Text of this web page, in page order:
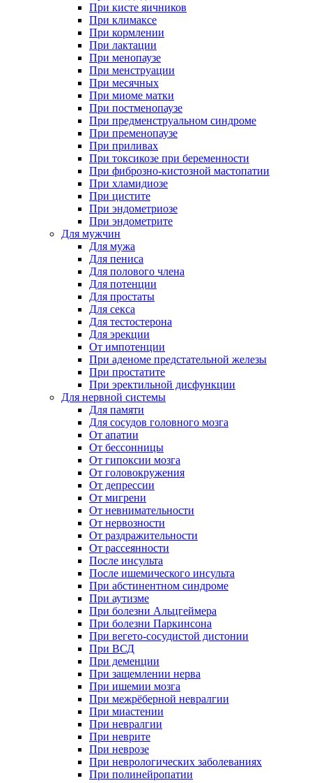
При кисте яичников
При климаксе
При кормлении
При лактации
При менопаузе
При менструации
При месячных
При миоме матки
При постменопаузе
При предменструальном синдроме
При пременопаузе
При приливах
При токсикозе при беременности
При фиброзно-кистозной мастопатии
При хламидиозе
При цистите
При эндометриозе
При эндометрите
Для мужчин
Для мужа
Для пениса
Для полового члена
Для потенции
Для простаты
Для секса
Для тестостерона
Для эрекции
От импотенции
При аденоме предстательной железы
При простатите
При эректильной дисфункции
Для нервной системы
Для памяти
Для сосудов головного мозга
От апатии
От бессонницы
От гипоксии мозга
От головокружения
От депрессии
От мигрени
От невнимательности
От нервозности
От раздражительности
От рассеянности
После инсульта
После ишемического инсульта
При абстинентном синдроме
При аутизме
При болезни Альцгеймера
При болезни Паркинсона
При вегето-сосудистой дистонии
При ВСД
При деменции
При защемлении нерва
При ишемии мозга
При межрёберной невралгии
При миастении
При невралгии
При неврите
При неврозе
При неврологических заболеваниях
При полинейропатии